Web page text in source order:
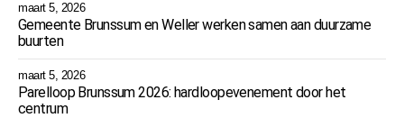
maart 5, 2026
Gemeente Brunssum en Weller werken samen aan duurzame
buurten
maart 5, 2026
Parelloop Brunssum 2026: hardloopevenement door het
centrum